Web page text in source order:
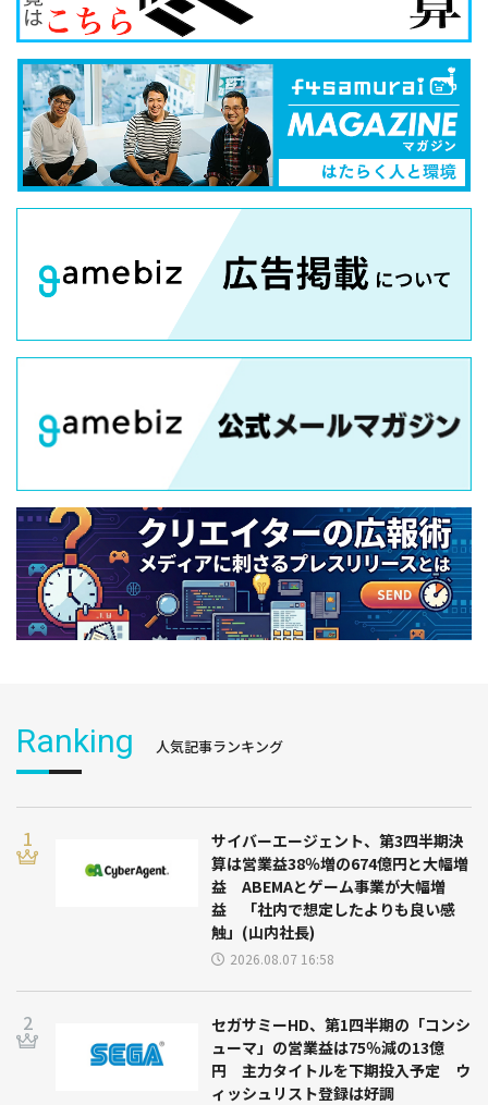
Ranking 人気記事ランキング
サイバーエージェント、第3四半期決
算は営業益38％増の674億円と大幅増
益 ABEMAとゲーム事業が大幅増
益 「社内で想定したよりも良い感
触」(山内社長)
2026.08.07 16:58
セガサミーHD、第1四半期の「コンシ
ューマ」の営業益は75％減の13億
円 主力タイトルを下期投入予定 ウ
ィッシュリスト登録は好調